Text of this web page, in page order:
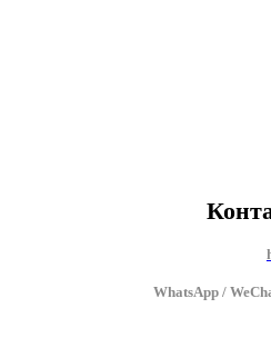
WhatsApp /